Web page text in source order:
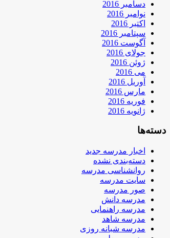
دسامبر 2016
نوامبر 2016
اکتبر 2016
سپتامبر 2016
آگوست 2016
جولای 2016
ژوئن 2016
می 2016
آوریل 2016
مارس 2016
فوریه 2016
ژانویه 2016
دسته‌ها
اخبار مدرسه جدید
دسته‌بندی نشده
روانشناسی مدرسه
سایت مدرسه
صور مدرسه
مدرسه دانش
مدرسه راهنمایی
مدرسه شاهد
مدرسه شبانه روزی